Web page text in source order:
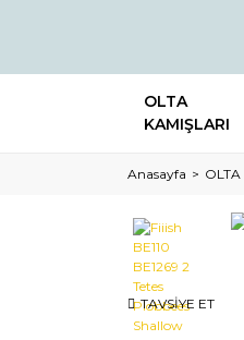
OLTA
KAMIŞLARI
Anasayfa OLTA
TAVSİYE ET